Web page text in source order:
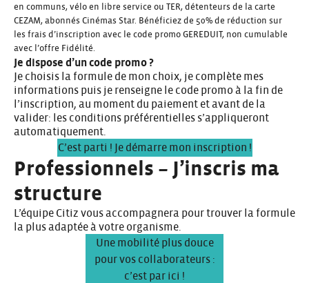
en communs, vélo en libre service ou TER, détenteurs de la carte
CEZAM, abonnés Cinémas Star. Bénéficiez de 50% de réduction sur
les frais d’inscription avec le code promo GEREDUIT, non cumulable
avec l’offre Fidélité.
Je dispose d’un code promo ?
Je choisis la formule de mon choix, je complète mes
informations puis je renseigne le code promo à la fin de
l’inscription, au moment du paiement et avant de la
valider: les conditions préférentielles s’appliqueront
automatiquement.
C’est parti ! Je démarre mon inscription !
Professionnels – J’inscris ma
structure
L’équipe Citiz vous accompagnera pour trouver la formule
la plus adaptée à votre organisme.
Une mobilité plus douce
pour vos collaborateurs :
c’est par ici !